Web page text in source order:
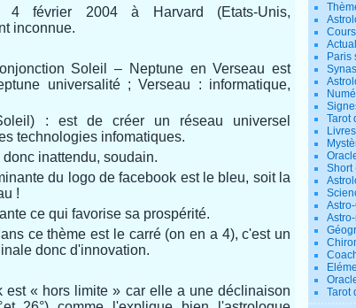
février 2004 à Harvard (Etats-Unis,
inconnue.
Soleil – Neptune en Verseau est
universalité ; Verseau : informatique,
: est de créer un réseau universel
technologies infomatiques.
inattendu, soudain.
du logo de facebook est le bleu, soit la
!
ce qui favorise sa prospérité.
ce thème est le carré (on en a 4), c'est un
donc d'innovation.
est « hors limite » car elle a une déclinaison
Paris
Tarot
Short
Tarot